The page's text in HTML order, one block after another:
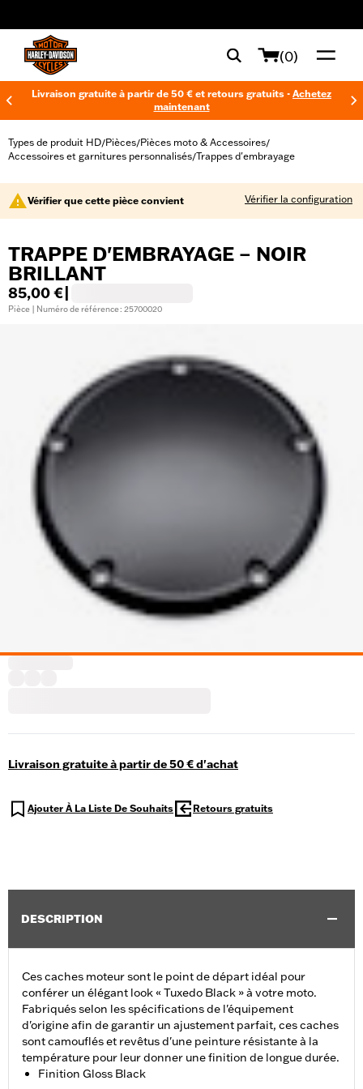
(0)
Livraison gratuite à partir de 50 € et retours gratuits - Achetez
maintenant
Types de produit HD/Pièces/Pièces moto & Accessoires/
Accessoires et garnitures personnalisés/Trappes d'embrayage
Vérifier que cette pièce convient Vérifier la configuration
TRAPPE D'EMBRAYAGE – NOIR
BRILLANT
85,00 €
Pièce | Numéro de référence : 25700020
Livraison gratuite à partir de 50 € d'achat
Ajouter À La Liste De Souhaits Retours gratuits
DESCRIPTION
Ces caches moteur sont le point de départ idéal pour
conférer un élégant look « Tuxedo Black » à votre moto.
Fabriqués selon les spécifications de l'équipement
d'origine afin de garantir un ajustement parfait, ces caches
sont camouflés et revêtus d'une peinture résistante à la
température pour leur donner une finition de longue durée.
Finition Gloss Black